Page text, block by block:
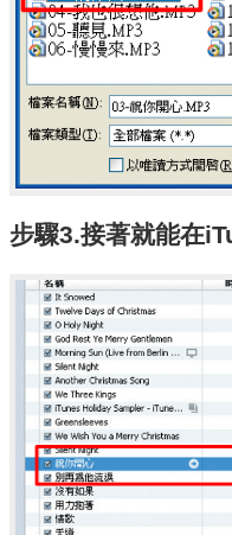
步驟3.接著就能在